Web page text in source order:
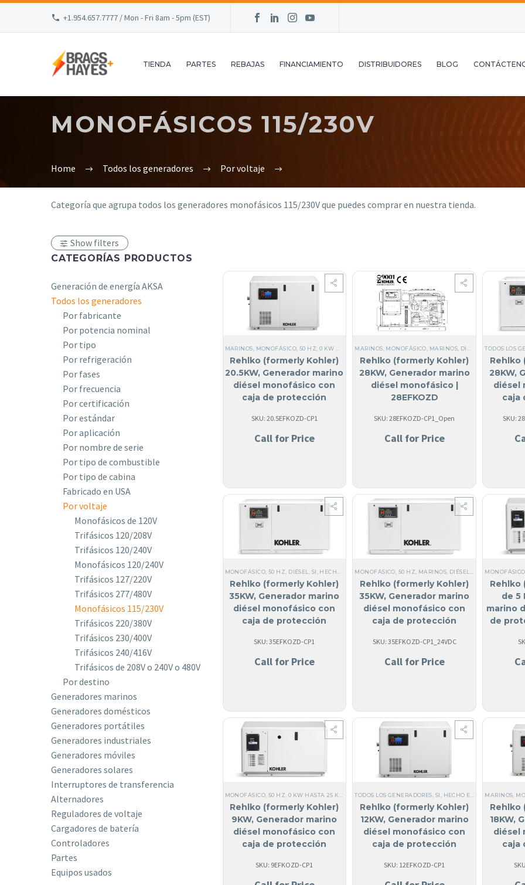
+1.954.657.7777 / Mon - Fri 8am - 5pm (EST)
TIENDA PARTES REBAJAS FINANCIAMIENTO DISTRIBUIDORES BLOG
MONOFÁSICOS 115/230V
Home Todos los generadores Por voltaje
Categoría que agrupa todos los generadores monofásicos 115/230V que puedes comprar en nuestra tienda.
Show filters
CATEGORÍAS PRODUCTOS
Generación de energía AKSA
Todos los generadores
Por fabricante
Por potencia nominal
Por tipo
Por refrigeración
Por fases
Por frecuencia
Por certificación
Por estándar
Por aplicación
Por nombre de serie
Por tipo de combustible
Por tipo de cabina
Fabricado en USA
Por voltaje
Monofásicos de 120V
Trifásicos 120/208V
Trifásicos 120/240V
Monofásicos 120/240V
Trifásicos 127/220V
Trifásicos 277/480V
Monofásicos 115/230V
Trifásicos 220/380V
Trifásicos 230/400V
Trifásicos 240/416V
Trifásicos de 208V o 240V o 480V
Por destino
Generadores marinos
Generadores domésticos
Generadores portátiles
Generadores industriales
Generadores móviles
Generadores solares
Interruptores de transferencia
Alternadores
Reguladores de voltaje
Cargadores de batería
Controladores
Partes
Equipos usados
MARINOS MONOFÁSICO 50 HZ ,0 KW HASTA 25 KW ,MARINOS,DIÉSEL,SI, HECHO EN USA,TODOS LOS
Rehlko (formerly Kohler)
20.5KW, Generador marino
diésel monofásico con
caja de protección
SKU: 20.5EFKOZD-CP1
Call for Price
MARINOS MONOFÁSICO MARINOS DIÉSEL TODOS LOS
Rehlko (formerly Kohler)
28KW, Generador marino
diésel monofásico |
28EFKOZD
SKU: 28EFKOZD-CP1_Open
Call for Price
TODOS LOS
Rehlko
28KW,
diésel
caja
SKU:
MONOFÁSICO 50 HZ DIÉSEL SI, HECHO EN USA ,TODOS LOS GENERADORES, MARINOS ACERO,
Rehlko (formerly Kohler)
35KW, Generador marino
diésel monofásico con
caja de protección
SKU: 35EFKOZD-CP1
Call for Price
MONOFÁSICO 50 HZ MARINOS DIÉSEL TODOS LOS
Rehlko (formerly Kohler)
35KW, Generador marino
diésel monofásico con
caja de protección
VCC)
SKU: 35EFKOZD-CP1_24VDC
Call for Price
MONOFÁSICO
Rehlko
de 5
marino
de
MONOFÁSICO 50 HZ ,0 KW HASTA 25 KW MARINOS,DIÉSEL,SI, HECHO EN USA,TODOS LOS
Rehlko (formerly Kohler)
9KW, Generador marino
diésel monofásico con
caja de protección
SKU: 9EFKOZD-CP1
TODOS LOS GENERADORES SI, HECHO EN USA ,MARINOS,
Rehlko (formerly Kohler)
12KW, Generador marino
diésel monofásico con
caja de protección
SKU: 12EFKOZD-CP1
MARINOS
Rehlko
18KW,
diésel
caja